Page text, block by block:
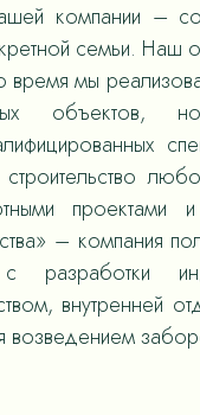
компании –
семьи. Наш
время мы
объектов,
строительство
– компания
разработки
внутренней
возведением